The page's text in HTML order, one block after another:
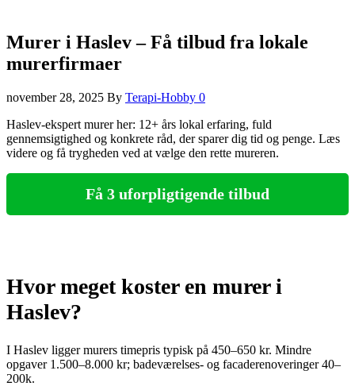
Murer i Haslev – Få tilbud fra lokale
murerfirmaer
november 28, 2025 By Terapi-Hobby 0
Haslev-ekspert murer her: 12+ års lokal erfaring, fuld
gennemsigtighed og konkrete råd, der sparer dig tid og penge. Læs
videre og få trygheden ved at vælge den rette mureren.
Få 3 uforpligtigende tilbud
Hvor meget koster en murer i
Haslev?
I Haslev ligger murers timepris typisk på 450–650 kr. Mindre
opgaver 1.500–8.000 kr; badeværelses- og facaderenoveringer 40–
200k.